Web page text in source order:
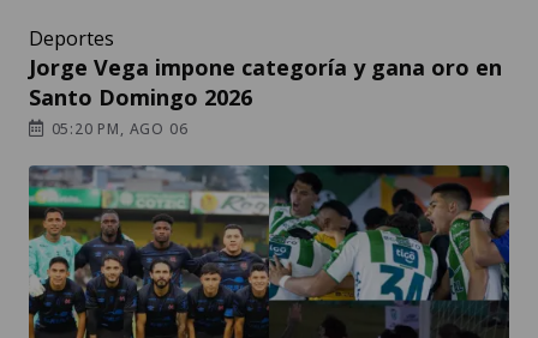
Deportes
Jorge Vega impone categoría y gana oro en
Santo Domingo 2026
05:20 PM, AGO 06